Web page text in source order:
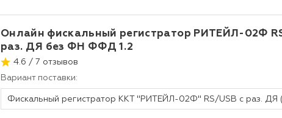
Онлайн фискальный регистратор РИТЕЙЛ-02Ф
раз. ДЯ без ФН ФФД 1.2
4.6 / 7 отзывов
Вариант поставки: